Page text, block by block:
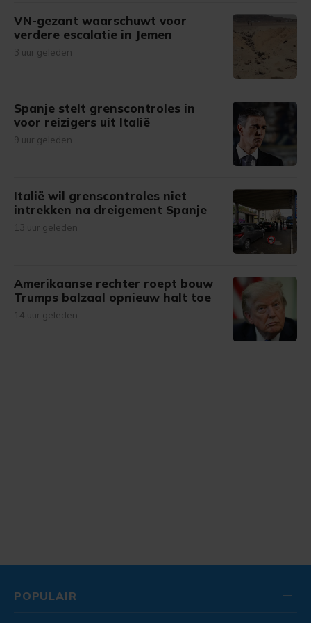
VN-gezant waarschuwt voor
verdere escalatie in Jemen
3 uur geleden
Spanje stelt grenscontroles in
voor reizigers uit Italië
9 uur geleden
Italië wil grenscontroles niet
intrekken na dreigement Spanje
13 uur geleden
Amerikaanse rechter roept bouw
Trumps balzaal opnieuw halt toe
14 uur geleden
POPULAIR